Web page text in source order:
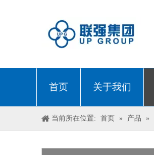
首页 关于我们
当前所在位置: 首页 » 产品 »